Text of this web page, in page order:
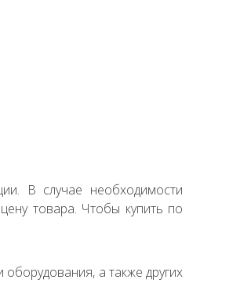
В случае необходимости
товара. Чтобы купить по
а также других